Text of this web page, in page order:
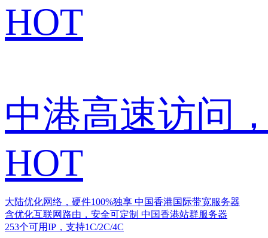
HOT
中港高速访问
HOT
大陆优化网络，硬件100%独享 中国香港国际带宽服务器
含优化互联网路由，安全可定制 中国香港站群服务器
253个可用IP，支持1C/2C/4C